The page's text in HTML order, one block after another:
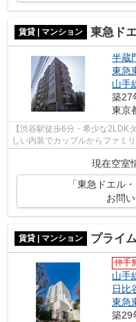
賃貸 | マンション 東急ド
半蔵
東急
山手
築27
東京
【渋谷駅徒歩6分・希少な2LDK
しい内装でカップルからファミ
現在空室
「東急ドエル
お問
賃貸 | マンション プライ
仲手
山手
日比
東急
築29